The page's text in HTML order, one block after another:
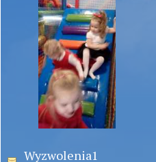
Wyzwolenia1